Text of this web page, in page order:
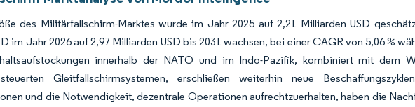
des Militärfallschirm-Marktes wurde im Jahr 2025 auf 2,21 Milliarden USD
im Jahr 2026 auf 2,97 Milliarden USD bis 2031 wachsen, bei einer CAGR von 5,06 %
innerhalb der NATO und im Indo-Pazifik, kombiniert mit dem
Gleitfallschirmsystemen, erschließen weiterhin neue
und die Notwendigkeit, dezentrale Operationen aufrechtzuerhalten, haben die